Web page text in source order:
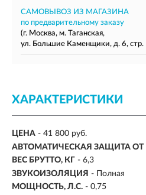
САМОВЫВОЗ ИЗ МАГАЗИНА
по предварительному заказу
(г. Москва, м. Таганская,
ул. Большие Каменщики, д. 6, стр.
ХАРАКТЕРИСТИКИ
ЦЕНА - 41 800 руб.
АВТОМАТИЧЕСКАЯ ЗАЩИТА ОТ
ВЕС БРУТТО, КГ - 6,3
ЗВУКОИЗОЛЯЦИЯ - Полная
МОЩНОСТЬ, Л.С. - 0,75